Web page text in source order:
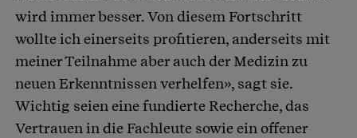
wird immer besser. Von diesem Fortschritt
wollte ich einerseits profitieren, anderseits mit
meiner Teilnahme aber auch der Medizin zu
neuen Erkenntnissen verhelfen», sagt sie.
Wichtig seien eine fundierte Recherche, das
Vertrauen in die Fachleute sowie ein offener